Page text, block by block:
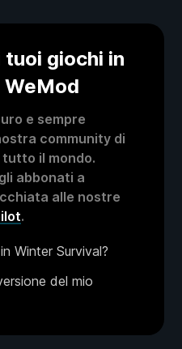
giochi in
e sempre
community di
il mondo.
abbonati a
alle nostre
.
Winter Survival?
del mio